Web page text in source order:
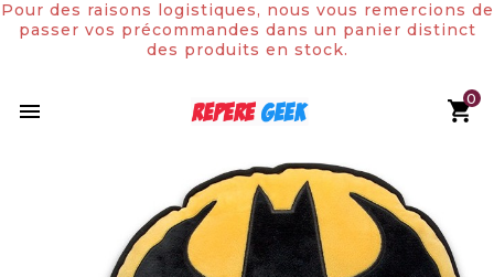

Pour des raisons logistiques, nous vous remercions de
passer vos précommandes dans un panier distinct
des produits en stock.
0